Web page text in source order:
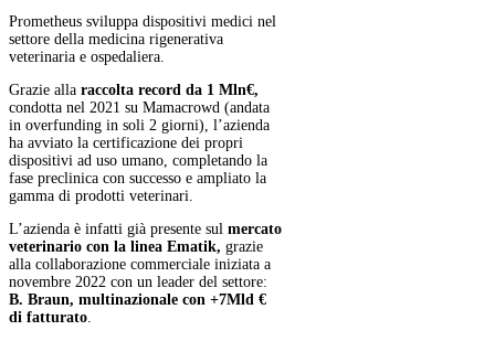
Prometheus sviluppa dispositivi medici nel
settore della medicina rigenerativa
veterinaria e ospedaliera.
Grazie alla raccolta record da 1 Mln€,
condotta nel 2021 su Mamacrowd (andata
in overfunding in soli 2 giorni), l’azienda
ha avviato la certificazione dei propri
dispositivi ad uso umano, completando la
fase preclinica con successo e ampliato la
gamma di prodotti veterinari.
L’azienda è infatti già presente sul mercato
veterinario con la linea Ematik, grazie
alla collaborazione commerciale iniziata a
novembre 2022 con un leader del settore:
B. Braun, multinazionale con +7Mld €
di fatturato.